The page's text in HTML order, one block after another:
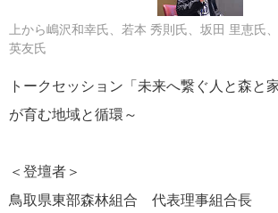
上から嶋沢和幸氏、若本 秀則氏、坂田 里恵氏
英友氏
トークセッション「未来へ繋ぐ人と森と
が育む地域と循環～
＜登壇者＞
鳥取県東部森林組合 代表理事組合長